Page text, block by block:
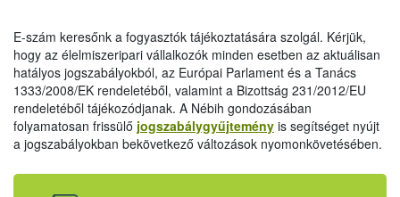
E-szám keresőnk a fogyasztók tájékoztatására szolgál. Kérjük,
hogy az élelmiszeripari vállalkozók minden esetben az aktuálisan
hatályos jogszabályokból, az Európai Parlament és a Tanács
1333/2008/EK rendeletéből, valamint a Bizottság 231/2012/EU
rendeletéből tájékozódjanak. A Nébih gondozásában
folyamatosan frissülő jogszabálygyűjtemény is segítséget nyújt
a jogszabályokban bekövetkező változások nyomonkövetésében.